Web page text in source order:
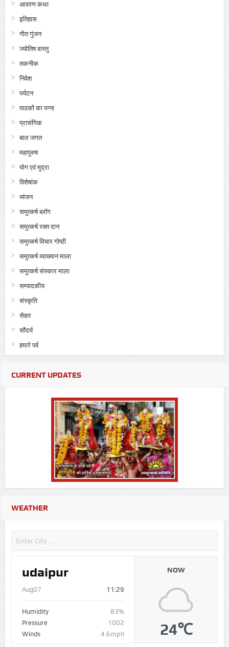
आवरण कथा
इतिहास
गीत गुंजन
ज्योतिष वास्तु
तकनीक
निवेश
पर्यटन
पाठकों का पन्ना
प्रासंगिक
बाल जगत
महापुरुष
योग एवं मुद्रा
विशेषांक
व्यंजन
समुत्कर्ष ब्लॉग
समुत्कर्ष रक्त दान
समुत्कर्ष विचार गोष्ठी
समुत्कर्ष व्याख्यान माला
समुत्कर्ष संस्कार माला
सम्पादकीय
संस्कृति
सेहत
सौंदर्य
हमारे पर्व
CURRENT UPDATES
WEATHER
udaipur
Aug07 11:29
Humidity
83%
Pressure
1002
Winds
4.6mph
NOW
24℃